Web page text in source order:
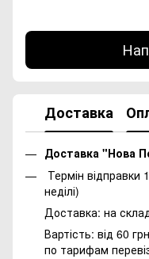
Доставка
Доставка "Нова
Термін відправки
неділі)
Доставка: на
Вартість: від 60
по тарифам